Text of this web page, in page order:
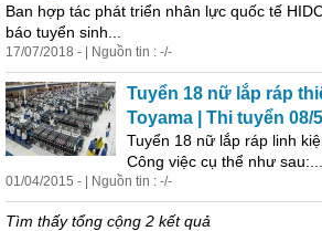
Ban hợp tác phát triển nhân lực quốc tế
báo tuyển sinh...
17/07/2018 - | Nguồn tin : -/-
Tuyển 18 nữ lắp ráp
Toyama | Thi tuyển 08/
Tuyển 18 nữ lắp ráp linh
Công việc cụ thể như sau:...
01/04/2015 - | Nguồn tin : -/-
Tìm thấy tổng cộng 2 kết quả